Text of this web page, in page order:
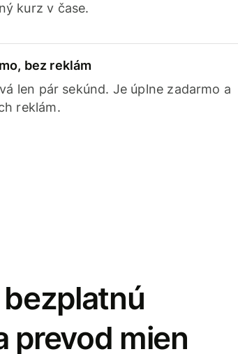
kurz v čase.
bez reklám
len pár sekúnd. Je úplne zadarmo a
reklám.
prevod mien